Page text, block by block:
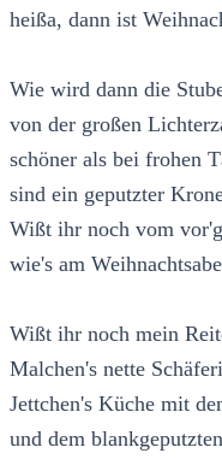
heißa, dann ist
Wie wird dann die
von der großen
schöner als bei frohen
sind ein geputzter
Wißt ihr noch vom
wie's am
Wißt ihr noch mein
Malchen's nette
Jettchen's Küche mit
und dem